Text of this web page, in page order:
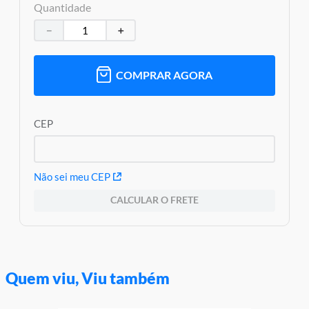
Quantidade
＋
－
COMPRAR AGORA
CEP
Não sei meu CEP
CALCULAR O FRETE
Quem viu, Viu também